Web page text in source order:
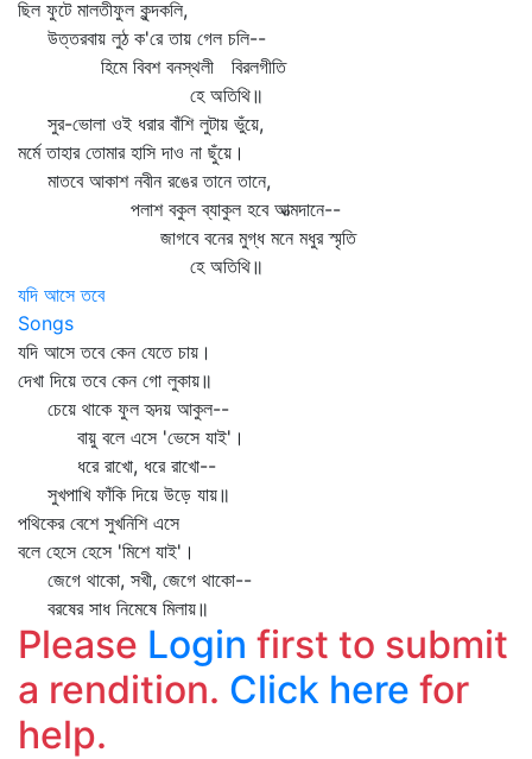
ছিল ফুটে মালতীফুল কুন্দকলি,
উত্তরবায় লুঠ ক'রে তায় গেল চলি--
হিমে বিবশ বনস্থলী বিরলগীতি
হে অতিথি॥
সুর-ভোলা ওই ধরার বাঁশি লুটায় ভুঁয়ে,
মর্মে তাহার তোমার হাসি দাও না ছুঁয়ে।
মাতবে আকাশ নবীন রঙের তানে তানে,
পলাশ বকুল ব্যাকুল হবে আত্মদানে--
জাগবে বনের মুগ্ধ মনে মধুর স্মৃতি
হে অতিথি॥
যদি আসে তবে
Songs
যদি আসে তবে কেন যেতে চায়।
দেখা দিয়ে তবে কেন গো লুকায়॥
চেয়ে থাকে ফুল হৃদয় আকুল--
বায়ু বলে এসে 'ভেসে যাই'।
ধরে রাখো, ধরে রাখো--
সুখপাখি ফাঁকি দিয়ে উড়ে যায়॥
পথিকের বেশে সুখনিশি এসে
বলে হেসে হেসে 'মিশে যাই'।
জেগে থাকো, সখী, জেগে থাকো--
বরষের সাধ নিমেষে মিলায়॥
Please Login first to submit
a rendition. Click here for
help.